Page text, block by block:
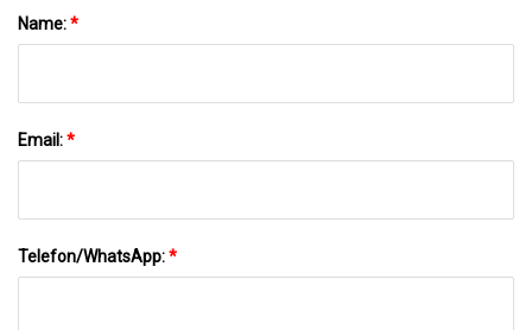
Name:*
Email:*
Telefon/WhatsApp:*